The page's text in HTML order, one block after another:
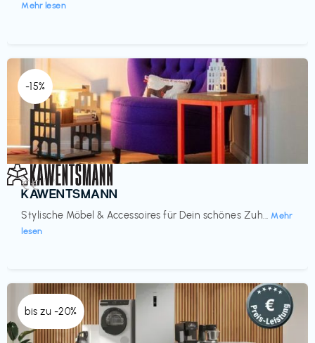
Mehr lesen
-15%
Einrichtung
KAWENTSMANN
Stylische Möbel & Accessoires für Dein schönes Zuh... Mehr
lesen
€€‎
bis zu -20%